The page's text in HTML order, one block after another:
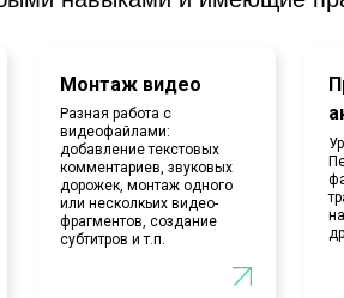
Монтаж видео
Разная работа с
видеофайлами:
добавление текстовых
комментариев, звуковых
дорожек, монтаж одного
или несколкьих видео-
фрагментов, создание
субтитров и т.п.